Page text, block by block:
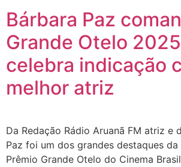
Bárbara Paz
Grande Otelo
celebra indicação
melhor atriz
Da Redação Rádio Aruanã FM atriz e
Paz foi um dos grandes destaques
Prêmio Grande Otelo do Cinema